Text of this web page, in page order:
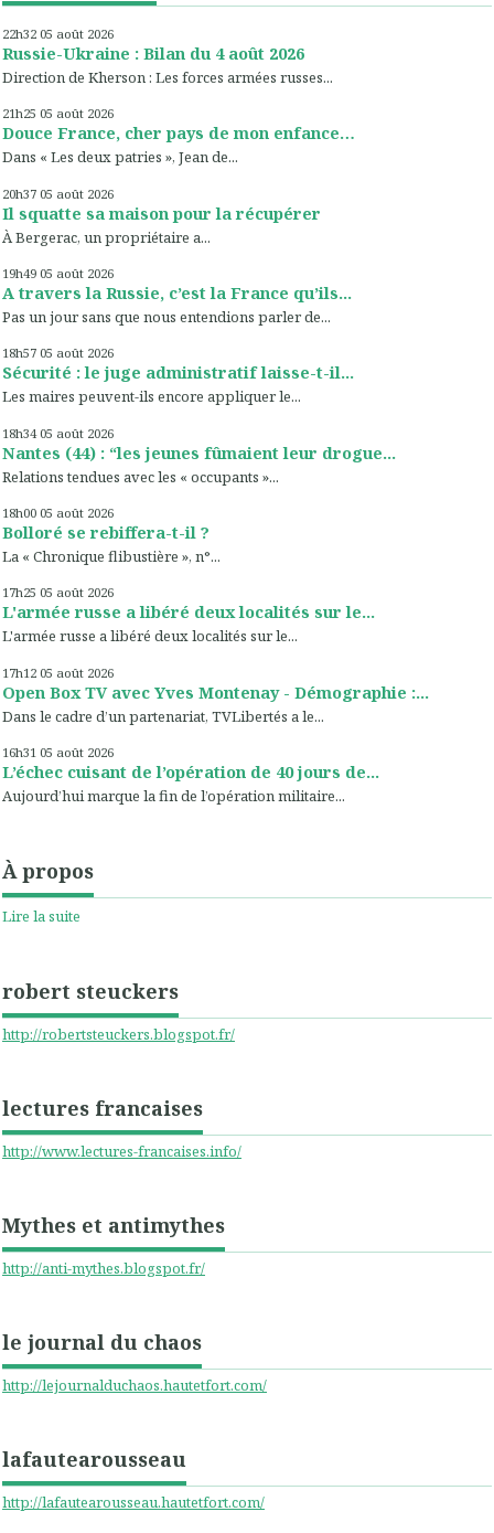
22h32 05 août 2026
Russie-Ukraine : Bilan du 4 août 2026
Direction de Kherson : Les forces armées russes...
21h25 05 août 2026
Douce France, cher pays de mon enfance…
Dans « Les deux patries », Jean de...
20h37 05 août 2026
Il squatte sa maison pour la récupérer
À Bergerac, un propriétaire a...
19h49 05 août 2026
A travers la Russie, c’est la France qu’ils...
Pas un jour sans que nous entendions parler de...
18h57 05 août 2026
Sécurité : le juge administratif laisse-t-il...
Les maires peuvent-ils encore appliquer le...
18h34 05 août 2026
Nantes (44) : “les jeunes fûmaient leur drogue...
Relations tendues avec les « occupants »...
18h00 05 août 2026
Bolloré se rebiffera-t-il ?
La « Chronique flibustière », n°...
17h25 05 août 2026
L'armée russe a libéré deux localités sur le...
L'armée russe a libéré deux localités sur le...
17h12 05 août 2026
Open Box TV avec Yves Montenay - Démographie :...
Dans le cadre d’un partenariat, TVLibertés a le...
16h31 05 août 2026
L’échec cuisant de l’opération de 40 jours de...
Aujourd’hui marque la fin de l’opération militaire...
À propos
Lire la suite
robert steuckers
http://robertsteuckers.blogspot.fr/
lectures francaises
http://www.lectures-francaises.info/
Mythes et antimythes
http://anti-mythes.blogspot.fr/
le journal du chaos
http://lejournalduchaos.hautetfort.com/
lafautearousseau
http://lafautearousseau.hautetfort.com/